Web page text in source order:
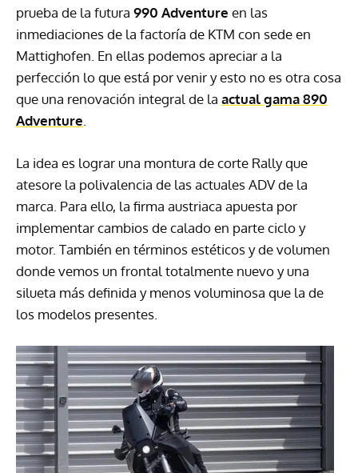
prueba de la futura 990 Adventure en las
inmediaciones de la factoría de KTM con sede en
Mattighofen. En ellas podemos apreciar a la
perfección lo que está por venir y esto no es otra cosa
que una renovación integral de la actual gama 890
Adventure.
La idea es lograr una montura de corte Rally que
atesore la polivalencia de las actuales ADV de la
marca. Para ello, la firma austriaca apuesta por
implementar cambios de calado en parte ciclo y
motor. También en términos estéticos y de volumen
donde vemos un frontal totalmente nuevo y una
silueta más definida y menos voluminosa que la de
los modelos presentes.